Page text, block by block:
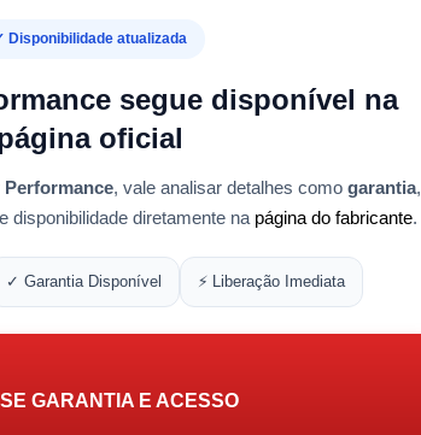
Disponibilidade atualizada
segue disponível na
oficial
Performance, vale analisar detalhes como garantia,
disponibilidade diretamente na página do fabricante.
✓ Garantia Disponível ⚡ Liberação Imediata
GARANTIA E ACESSO